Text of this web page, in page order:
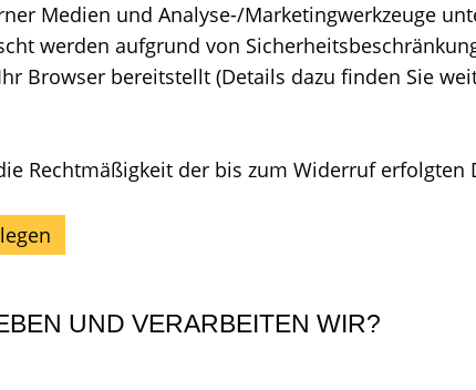
Medien und Analyse-/Marketingwerkzeuge
werden aufgrund von
Browser bereitstellt (Details dazu finden Sie
Rechtmäßigkeit der bis zum Widerruf
UND VERARBEITEN WIR?